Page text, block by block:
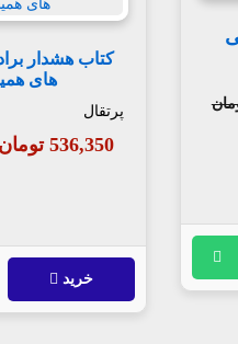
کتاب هشدار
های
پرتقال
536,350 تومان
خرید